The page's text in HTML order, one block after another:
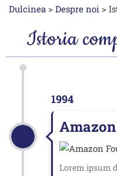
Dulcinea > Despre noi >
Istoria
1994
Lorem ipsum